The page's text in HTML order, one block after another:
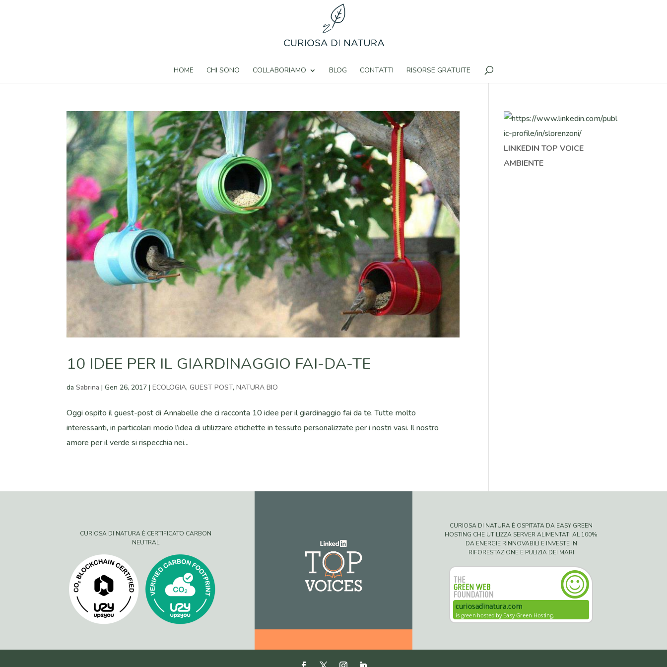
HOME CHI SONO COLLABORIAMO BLOG CONTATTI RISORSE GRATUITE
10 IDEE PER IL GIARDINAGGIO FAI-DA-TE
daSabrina |Gen 26, 2017 |ECOLOGIA,GUEST POST,NATURA BIO
Oggi ospito il guest-post di Annabelle che ci racconta 10 idee per il giardinaggio fai da te. Tutte molto
interessanti, in particolari modo l’idea di utilizzare etichette in tessuto personalizzate per i nostri vasi. Il nostro
amore per il verde si rispecchia nei...
LINKEDIN TOP VOICE
AMBIENTE
CURIOSA DI NATURA È CERTIFICATO CARBON
NEUTRAL
CURIOSA DI NATURA È OSPITATA DA EASY GREEN
HOSTING CHE UTILIZZA SERVER ALIMENTATI AL 100%
DA ENERGIE RINNOVABILI E INVESTE IN
RIFORESTAZIONE E PULIZIA DEI MARI